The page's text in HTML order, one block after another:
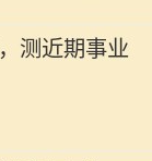
测近期事业